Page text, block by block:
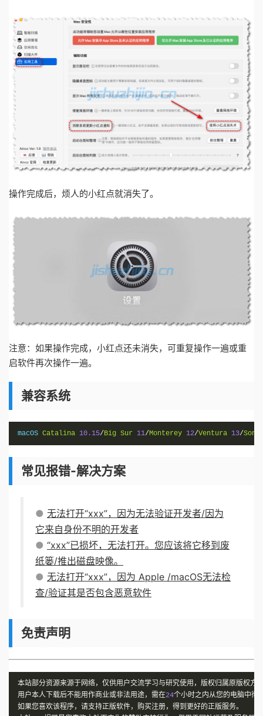
操作完成后，烦人的小红点就消失了。
注意：如果操作完成，小红点还未消失，可重复操作一遍或重
启软件再次操作一遍。
兼容系统
macOS Catalina 10.15/Big Sur 11/Monterey 12/Ventura 13/
常见报错-解决方案
● 无法打开“xxx”，因为无法验证开发者/因为
它来自身份不明的开发者
● “xxx”已损坏，无法打开。您应该将它移到废
纸篓/推出磁盘映像。
● 无法打开“xxx”，因为 Apple /macOS无法检
查/验证其是否包含恶意软件
免责声明
本站部分资源来源于网络，仅供用户交流学习与研究使用，版权归属原版权方
用户本人下载后不能用作商业或非法用途，需在24个小时之内从您的电脑中彻
如果您喜欢该程序，请支持正版软件，购买注册，得到更好的正版服务。